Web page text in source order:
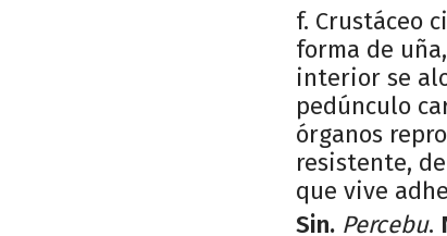
f. Crustáceo
forma de
interior se
pedúnculo
órganos
resistente,
que vive
Sin. Percebu.